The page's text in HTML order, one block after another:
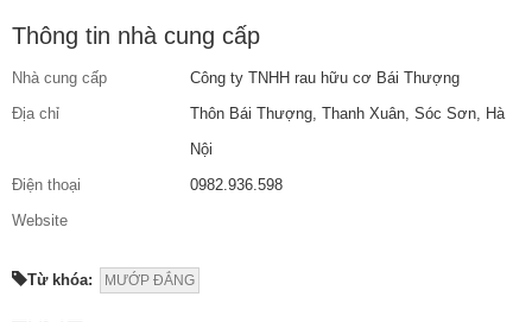
Thông tin nhà cung cấp
Nhà cung cấp
Công ty TNHH rau hữu cơ Bái Thượng
Địa chỉ
Thôn Bái Thượng, Thanh Xuân, Sóc Sơn, Hà
Nội
Điện thoại
0982.936.598
Website
Từ khóa: MƯỚP ĐẮNG